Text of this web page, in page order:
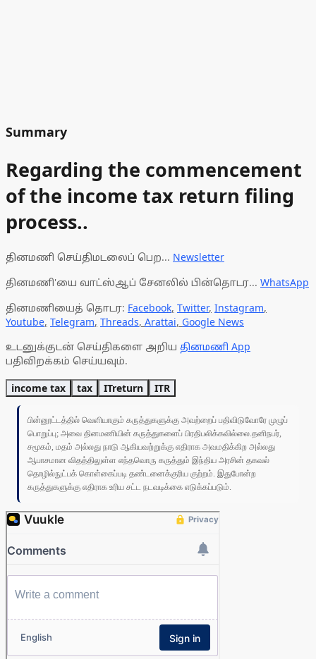
Summary
Regarding the commencement
of the income tax return filing
process..
தினமணி செய்திமடலைப் பெற... Newsletter
தினமணி'யை வாட்ஸ்ஆப் சேனலில் பின்தொடர... WhatsApp
தினமணியைத் தொடர: Facebook, Twitter, Instagram,
Youtube, Telegram, Threads, Arattai, Google News
உடனுக்குடன் செய்திகளை அறிய தினமணி App
பதிவிறக்கம் செய்யவும்.
income tax tax ITreturn ITR
பின்னூட்டத்தில் வெளியாகும் கருத்துகளுக்கு அவற்றைப் பதிவிடுவோரே முழுப்
பொறுப்பு; அவை தினமணியின் கருத்துகளைப் பிரதிபலிக்கவில்லை.தனிநபர்,
சமூகம், மதம் அல்லது நாடு ஆகியவற்றுக்கு எதிராக அவமதிக்கிற அல்லது
ஆபாசமான விதத்திலுள்ள எந்தவொரு கருத்தும் இந்திய அரசின் தகவல்
தொழில்நுட்பக் கொள்கைப்படி தண்டனைக்குரிய குற்றம். இதுபோன்ற
கருத்துகளுக்கு எதிராக உரிய சட்ட நடவடிக்கை எடுக்கப்படும்.